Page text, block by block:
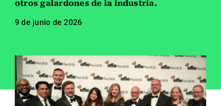
Empleados
Carreras
Contáctanos
Buscar:
otros galardones de la industria.
9 de junio de 2026